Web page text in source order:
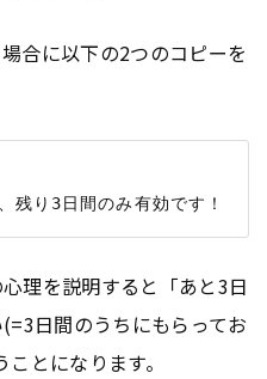
合に以下の2つのコピーを
理を説明すると「あと3日
日間のうちにもらってお
とになります。